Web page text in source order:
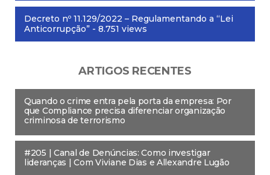
Decreto nº 11.129/2022 – Regulamentando a “Lei
Anticorrupção” - 8.751 views
ARTIGOS RECENTES
Quando o crime entra pela porta da empresa: Por
que Compliance precisa diferenciar organização
criminosa de terrorismo
#205 | Canal de Denúncias: Como investigar
lideranças | Com Viviane Dias e Allexandre Lugão